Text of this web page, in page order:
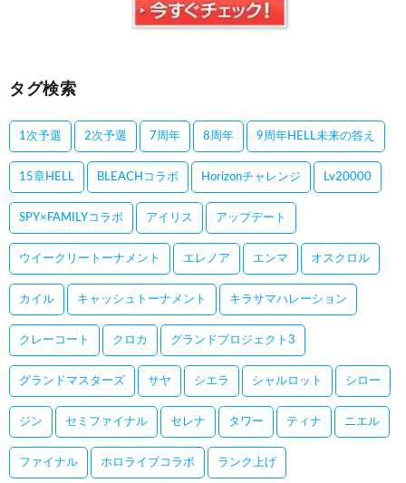
タグ検索
1次予選 2次予選 7周年 8周年 9周年HELL未来の答え
15章HELL BLEACHコラボ Horizonチャレンジ Lv20000
SPY×FAMILYコラボ アイリス アップデート
ウイークリートーナメント エレノア エンマ オスクロル
カイル キャッシュトーナメント キラサマハレーション
クレーコート クロカ グランドプロジェクト3
グランドマスターズ サヤ シエラ シャルロット シロー
ジン セミファイナル セレナ タワー ティナ ニエル
ファイナル ホロライブコラボ ランク上げ